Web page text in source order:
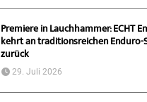
Premiere in Lauchhammer: ECHT
kehrt an traditionsreichen
zurück
29. Juli 2026